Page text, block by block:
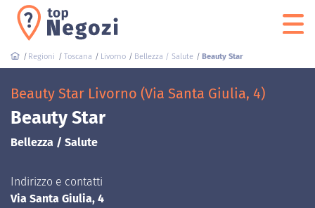
Regioni Toscana Livorno Bellezza / Salute Beauty Star
Beauty Star Livorno (Via Santa Giulia, 4)
Beauty Star
Bellezza / Salute
Indirizzo e contatti
Via Santa Giulia, 4